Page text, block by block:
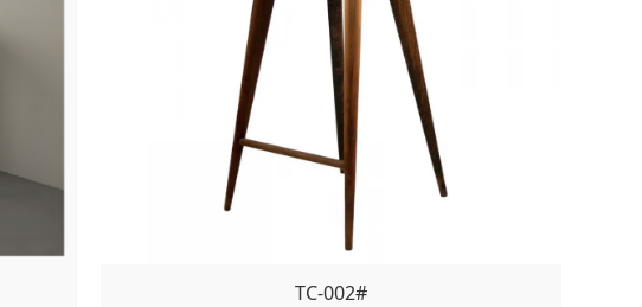
TC-002#